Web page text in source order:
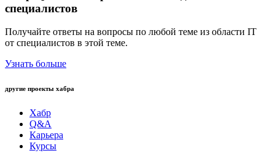
специалистов
Получайте ответы на вопросы по любой теме из области IT
от специалистов в этой теме.
Узнать больше
другие проекты хабра
Хабр
Q&A
Карьера
Курсы